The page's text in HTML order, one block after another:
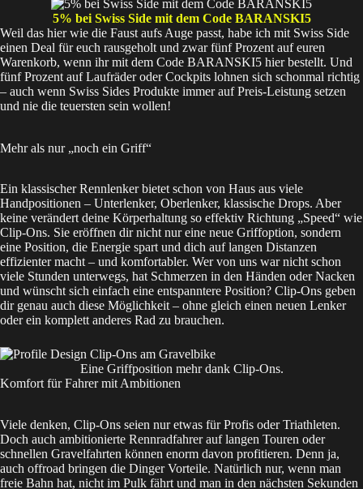
5% bei Swiss Side mit dem Code BARANSKI5
Weil das hier wie die Faust aufs Auge passt, habe ich mit Swiss Side
einen Deal für euch rausgeholt und zwar fünf Prozent auf euren
Warenkorb, wenn ihr mit dem Code BARANSKI5 hierbestellt. Und
fünf Prozent auf Laufräder oder Cockpits lohnen sich schonmal richtig
– auch wenn Swiss Sides Produkte immer auf Preis-Leistung setzen
und nie die teuersten sein wollen!
Mehr als nur „noch ein Griff“
Ein klassischer Rennlenker bietet schon von Haus aus viele
Handpositionen – Unterlenker, Oberlenker, klassische Drops. Aber
keine verändert deine Körperhaltung so effektiv Richtung „Speed“ wie
Clip-Ons. Sie eröffnen dir nicht nur eine neue Griffoption, sondern
eine Position, die Energie spart und dich auf langen Distanzen
effizienter macht – und komfortabler. Wer von uns war nicht schon
viele Stunden unterwegs, hat Schmerzen in den Händen oder Nacken
und wünscht sich einfach eine entspanntere Position? Clip-Ons geben
dir genau auch diese Möglichkeit – ohne gleich einen neuen Lenker
oder ein komplett anderes Rad zu brauchen.
Eine Griffposition mehr dank Clip-Ons.
Komfort für Fahrer mit Ambitionen
Viele denken, Clip-Ons seien nur etwas für Profis oder Triathleten.
Doch auch ambitionierte Rennradfahrer auf langen Touren oder
schnellen Gravelfahrten können enorm davon profitieren. Denn ja,
auch offroad bringen die Dinger Vorteile. Natürlich nur, wenn man
freie Bahn hat, nicht im Pulk fährt und man in den nächsten Sekunden